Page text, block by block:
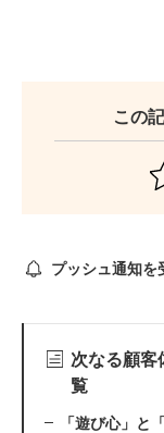
この
プッシュ通知を
次なる顧
覧
「遊び心」と